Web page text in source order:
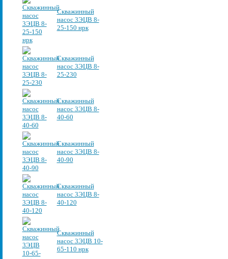
Скважинный
насос 3ЭЦВ 8-
25-150 нрк
Скважинный
насос 3ЭЦВ 8-
25-230
Скважинный
насос 3ЭЦВ 8-
40-60
Скважинный
насос 3ЭЦВ 8-
40-90
Скважинный
насос 3ЭЦВ 8-
40-120
Скважинный
насос 3ЭЦВ 10-
65-110 нрк